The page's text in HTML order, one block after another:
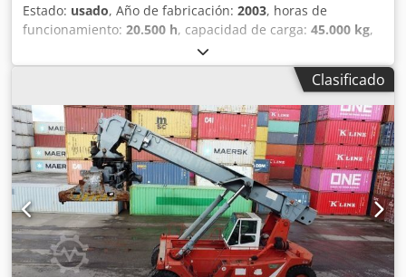
Estado: usado, Año de fabricación: 2003, horas de
funcionamiento: 20.500 h, capacidad de carga: 45.000 kg,
16.000 mm
diésel, altura de construcción:4.800 mm, tipo de
cabina, protector
de cabeza, 2 unidades disponibles; la ubicación está entre
Múnich y Núremberg. Inspección y recogida cerca de
Múnich. Todas las inspecciones realizadas, buen estado.
Motor Volvo de 174 kW. Visita solo con cita previa. F 365
Ferrari Ancho delantero: 4250 mm Trasero: 3360 mm
Longitud del chasis: 8600 mm Dcsdpfszfylhox Al Dok Altura
total: 4700 mm Altura del chasis: 3660 mm (estructura en
A) Peso: 65600 kg, 9500 kg esparcidor, 8500 kg mástil Peso
del chasis: 47600 kg Dimensiones/peso para el transporte
Clasificado